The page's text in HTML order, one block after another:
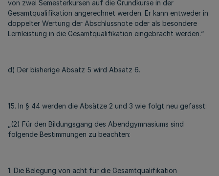
von zwei Semesterkursen auf die Grundkurse in der
Gesamtqualifikation angerechnet werden. Er kann entweder in
doppelter Wertung der Abschlussnote oder als besondere
Lernleistung in die Gesamtqualifikation eingebracht werden.“
d) Der bisherige Absatz 5 wird Absatz 6.
15. In § 44 werden die Absätze 2 und 3 wie folgt neu gefasst:
„(2) Für den Bildungsgang des Abendgymnasiums sind
folgende Bestimmungen zu beachten:
1. Die Belegung von acht für die Gesamtqualifikation